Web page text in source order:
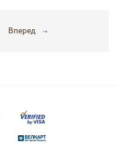
Вперед